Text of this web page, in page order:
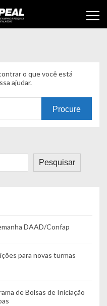
o que você está
ajudar.
Pesquisar
DAAD/Confap
para novas turmas
de Bolsas de Iniciação